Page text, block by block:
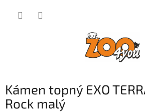
Kámen topný EXO
Rock malý